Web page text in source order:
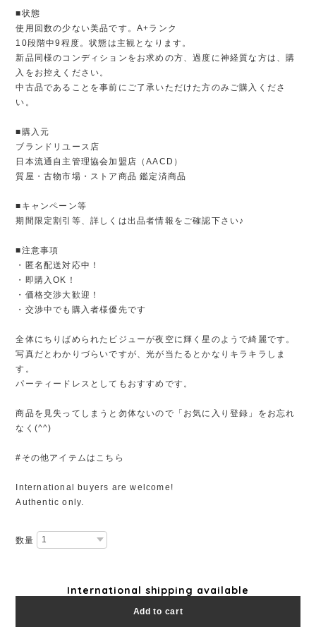
■状態
使用回数の少ない美品です。A+ランク
10段階中9程度。状態は主観となります。
新品同様のコンディションをお求めの方、過度に神経質な方は、購
入をお控えください。
中古品であることを事前にご了承いただけた方のみご購入くださ
い。
■購入元
ブランドリユース店
日本流通自主管理協会加盟店（AACD）
質屋・古物市場・ストア商品 鑑定済商品
■キャンペーン等
期間限定割引等、詳しくは出品者情報をご確認下さい♪
■注意事項
・匿名配送対応中！
・即購入OK！
・価格交渉大歓迎！
・交渉中でも購入者様優先です
全体にちりばめられたビジューが夜空に輝く星のようで綺麗です。
写真だとわかりづらいですが、光が当たるとかなりキラキラしま
す。
パーティードレスとしてもおすすめです。
商品を見失ってしまうと勿体ないので「お気に入り登録」をお忘れ
なく(^^)
#その他アイテムはこちら
International buyers are welcome!
Authentic only.
数量
International shipping available
Add to cart